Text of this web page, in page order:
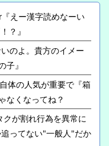
えー漢字読めなーい
？』
のよ。貴方のイメー
子』
体の人気が重要で『箱
なくなってね？
クが割れ行為を異常に
ってない"一般人"だか